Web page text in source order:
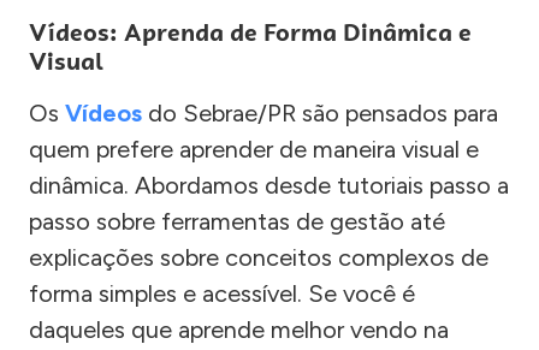
Vídeos: Aprenda de Forma Dinâmica e
Visual
Os Vídeos do Sebrae/PR são pensados para
quem prefere aprender de maneira visual e
dinâmica. Abordamos desde tutoriais passo a
passo sobre ferramentas de gestão até
explicações sobre conceitos complexos de
forma simples e acessível. Se você é
daqueles que aprende melhor vendo na